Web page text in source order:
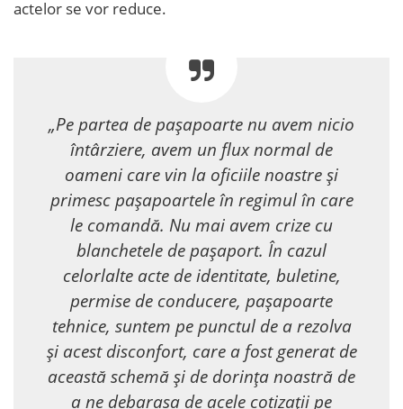
actelor se vor reduce.
„Pe partea de pașapoarte nu avem nicio
întârziere, avem un flux normal de
oameni care vin la oficiile noastre și
primesc pașapoartele în regimul în care
le comandă. Nu mai avem crize cu
blanchetele de pașaport. În cazul
celorlalte acte de identitate, buletine,
permise de conducere, pașapoarte
tehnice, suntem pe punctul de a rezolva
și acest disconfort, care a fost generat de
această schemă și de dorința noastră de
a ne debarasa de acele cotizații pe